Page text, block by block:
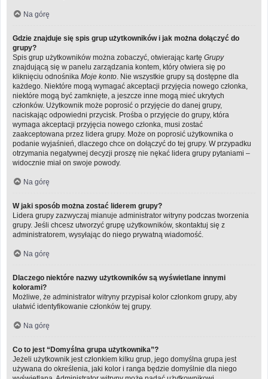
Na górę
Gdzie znajduje się spis grup użytkowników i jak można dołączyć do
grupy?
Spis grup użytkowników można zobaczyć, otwierając kartę Grupy
znajdującą się w panelu zarządzania kontem, który otwiera się po
kliknięciu odnośnika Moje konto . Nie wszystkie grupy są dostępne dla
każdego. Niektóre mogą wymagać akceptacji przyjęcia nowego członka,
niektóre mogą być zamknięte, a jeszcze inne mogą mieć ukrytych
członków. Użytkownik może poprosić o przyjęcie do danej grupy,
naciskając odpowiedni przycisk. Prośba o przyjęcie do grupy, która
wymaga akceptacji przyjęcia nowego członka, musi zostać
zaakceptowana przez lidera grupy. Może on poprosić użytkownika o
podanie wyjaśnień, dlaczego chce on dołączyć do tej grupy. W przypadku
otrzymania negatywnej decyzji proszę nie nękać lidera grupy pytaniami –
widocznie miał on swoje powody.
Na górę
W jaki sposób można zostać liderem grupy?
Lidera grupy zazwyczaj mianuje administrator witryny podczas tworzenia
grupy. Jeśli chcesz utworzyć grupę użytkowników, skontaktuj się z
administratorem, wysyłając do niego prywatną wiadomość.
Na górę
Dlaczego niektóre nazwy użytkowników są wyświetlane innymi
kolorami?
Możliwe, że administrator witryny przypisał kolor członkom grupy, aby
ułatwić identyfikowanie członków tej grupy.
Na górę
Co to jest “Domyślna grupa użytkownika”?
Jeżeli użytkownik jest członkiem kilku grup, jego domyślna grupa jest
używana do określenia, jaki kolor i ranga będzie domyślnie dla niego